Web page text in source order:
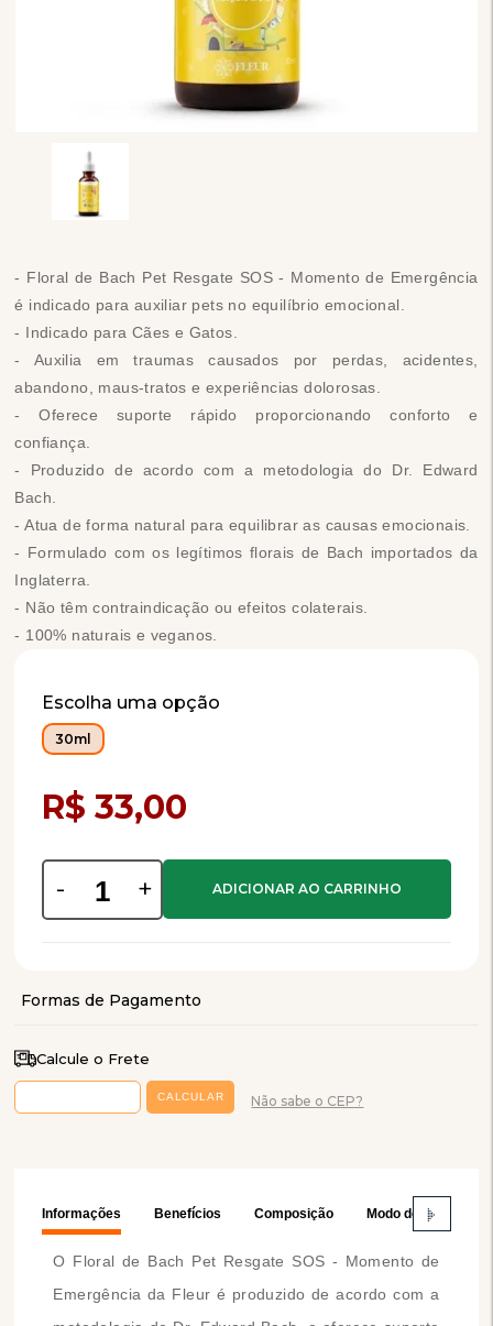
- Floral de Bach Pet Resgate SOS - Momento de Emergência
é indicado para auxiliar pets no equilíbrio emocional.
- Indicado para Cães e Gatos.
- Auxilia em traumas causados por perdas, acidentes,
abandono, maus-tratos e experiências dolorosas.
- Oferece suporte rápido proporcionando conforto e
confiança.
- Produzido de acordo com a metodologia do Dr. Edward
Bach.
- Atua de forma natural para equilibrar as causas emocionais.
- Formulado com os legítimos florais de Bach importados da
Inglaterra.
- Não têm contraindicação ou efeitos colaterais.
- 100% naturais e veganos.
Escolha uma opção
30ml
R$ 33,00
- +
Calcule o Frete
Não sabe o CEP?
Informações Benefícios Composição Modo de Usar
O Floral de Bach Pet Resgate SOS - Momento de
Emergência da Fleur é produzido de acordo com a